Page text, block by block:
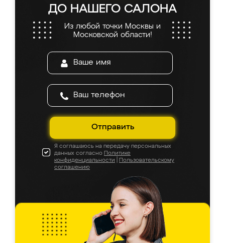
ДО НАШЕГО САЛОНА
Из любой точки Москвы и
Московской области!
Отправить
Я соглашаюсь на передачу персональных
данных согласно Политике
конфиденциальности
Пользовательскому
соглашению